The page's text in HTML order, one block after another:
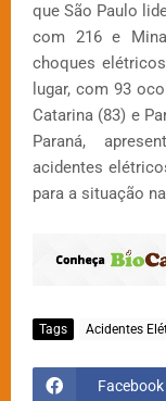
que São Paulo
com 216 e
choques
lugar, com 93
Catarina (83) e
Paraná,
acidentes
para a situação
Tags Acidentes
Facebook